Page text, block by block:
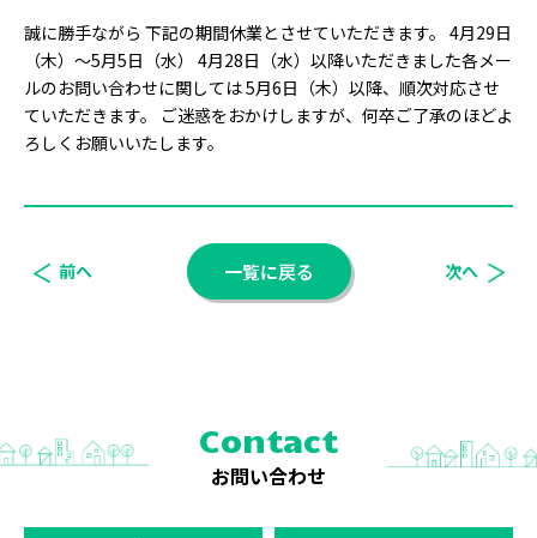
誠に勝手ながら 下記の期間休業とさせていただきます。 4月29日
（木）～5月5日（水） 4月28日（水）以降いただきました各メー
ルのお問い合わせに関しては 5月6日（木）以降、順次対応させ
ていただきます。 ご迷惑をおかけしますが、何卒ご了承のほどよ
ろしくお願いいたします。
前へ 一覧に戻る 次へ
Contact
お問い合わせ